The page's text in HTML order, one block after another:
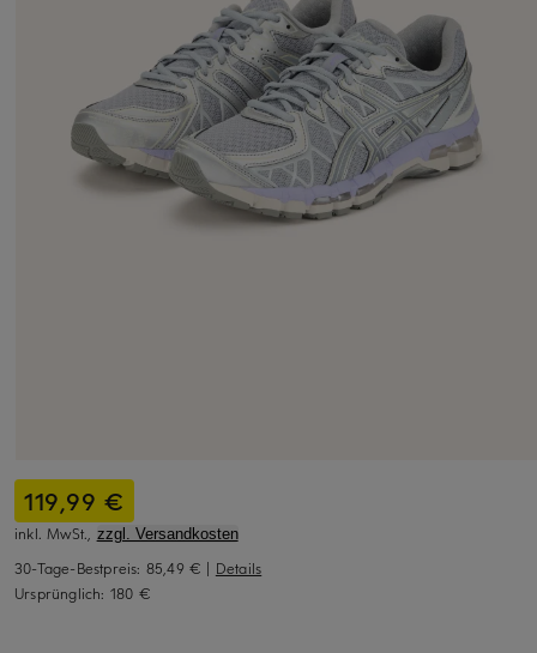
119,99 €
inkl. MwSt., zzgl. Versandkosten
30-Tage-Bestpreis: 85,49 € | Details
Ursprünglich: 180 €